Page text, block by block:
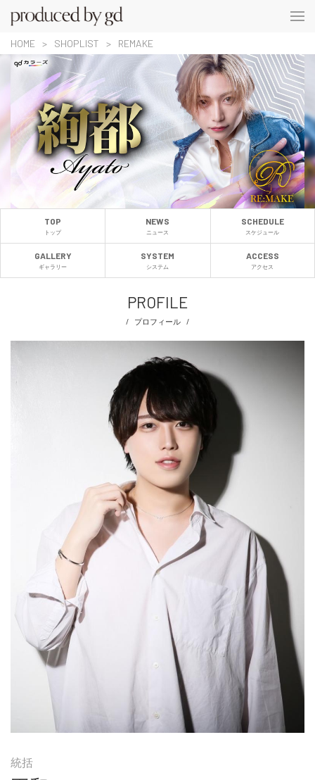
HOME SHOPLIST REMAKE
TOP
トップ
NEWS
ニュース
SCHEDULE
スケジュール
GALLERY
ギャラリー
SYSTEM
システム
ACCESS
アクセス
PROFILE
プロフィール
統括